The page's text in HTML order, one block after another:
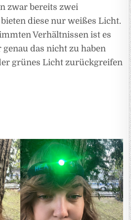
zwar bereits zwei
diese nur weißes Licht.
Verhältnissen ist es
das nicht zu haben
grünes Licht zurückgreifen